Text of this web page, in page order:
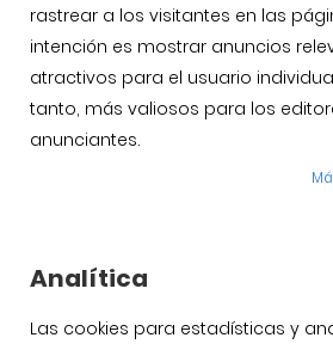
Jamón Ibérico
Comprar
Al comprar jamón ibérico de
por la calidad y la tradición. Se
con más de 30 años de trayectoria.
Publicado: 19 Julio, 2018
rastrear a los visitantes en las
intención es mostrar anuncios
atractivos para el usuario
tanto, más valiosos para los
anunciantes.
Analítica
Las cookies para estadísticas y